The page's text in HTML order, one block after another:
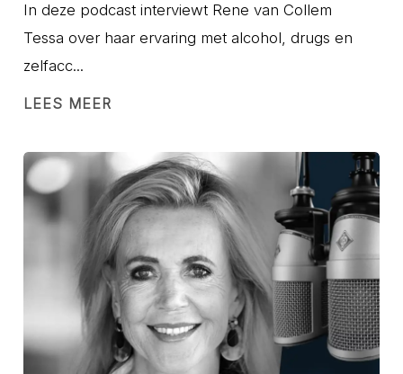
In deze podcast interviewt Rene van Collem
Tessa over haar ervaring met alcohol, drugs en
zelfacc...
LEES MEER